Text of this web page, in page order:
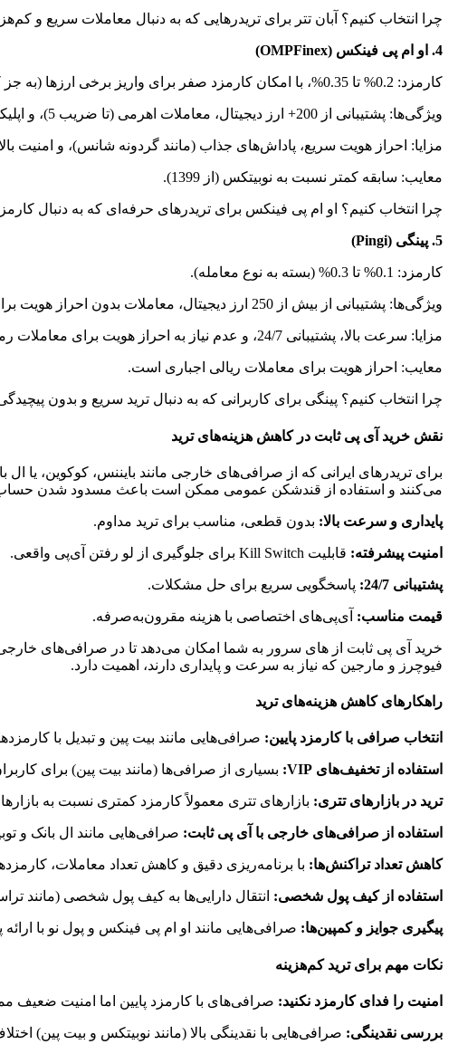
چرا انتخاب کنیم؟ آبان تتر برای تریدرهایی که به دنبال معاملات سریع و
4. او ام پی فینکس (OMPFinex)
کارمزد: 0.2% تا 0.35%، با امکان کارمزد صفر برای واریز برخی ارزها (به جز کیشو و فگ).
ویژگی‌ها: پشتیبانی از 200+ ارز دیجیتال، معاملات اهرمی (تا ضریب 5)، و اپلیکیشن موبایل.
مزایا: احراز هویت سریع، پاداش‌های جذاب (مانند گردونه شانس)، و امنیت
معایب: سابقه کمتر نسبت به نوبیتکس (از 1399).
چرا انتخاب کنیم؟ او ام پی فینکس برای تریدرهای حرفه‌ای که به دنبال
5. پینگی (Pingi)
کارمزد: 0.1% تا 0.3% (بسته به نوع معامله).
ویژگی‌ها: پشتیبانی از بیش از 250 ارز دیجیتال، معاملات بدون احراز هویت برای واریز کریپتو، و کیف پول اختصاصی با آدرس ثابت.
مزایا: سرعت بالا، پشتیبانی 24/7، و عدم نیاز به احراز هویت برای معاملات رمزارزی.
معایب: احراز هویت برای معاملات ریالی اجباری است.
چرا انتخاب کنیم؟ پینگی برای کاربرانی که به دنبال ترید سریع و بدون
نقش خرید آی پی ثابت در کاهش هزینه‌های ترید
برای تریدرهای ایرانی که از صرافی‌های خارجی مانند بایننس، کوکوین، یا
می‌کنند و استفاده از قندشکن عمومی ممکن است باعث مسدود شدن حساب
پایداری و سرعت بالا: بدون قطعی، مناسب برای ترید مداوم.
امنیت پیشرفته: قابلیت Kill Switch برای جلوگیری از لو رفتن آی‌پی واقعی.
پشتیبانی 24/7: پاسخگویی سریع برای حل مشکلات.
قیمت مناسب: آی‌پی‌های اختصاصی با هزینه مقرون‌به‌صرفه.
فیوچرز و مارجین که نیاز به سرعت و پایداری دارند، اهمیت دارد.
راهکارهای کاهش هزینه‌های ترید
انتخاب صرافی با کارمزد پایین: صرافی‌هایی مانند بیت پین و تبدیل با کارمزدهای زیر 0.4% گزینه‌های
استفاده از تخفیف‌های VIP: بسیاری از صرافی‌ها (مانند بیت پین) برای
ترید در بازارهای تتری: بازارهای تتری معمولاً کارمزد کمتری نسبت به بازارهای ریالی
استفاده از صرافی‌های خارجی با آی پی ثابت: صرافی‌هایی مانند ال بانک و توبیت با کارمزدهای پایین (0.1% تا 0.2%) و عدم نیاز
کاهش تعداد تراکنش‌ها: با برنامه‌ریزی دقیق و کاهش تعداد معاملات،
استفاده از کیف پول شخصی: انتقال دارایی‌ها به کیف پول شخصی (مانند
پیگیری جوایز و کمپین‌ها: صرافی‌هایی مانند او ام پی فینکس و پول نو با
نکات مهم برای ترید کم‌هزینه
امنیت را فدای کارمزد نکنید: صرافی‌های با کارمزد پایین اما امنیت ضعیف
بررسی نقدینگی: صرافی‌هایی با نقدینگی بالا (مانند نوبیتکس و بیت پین)